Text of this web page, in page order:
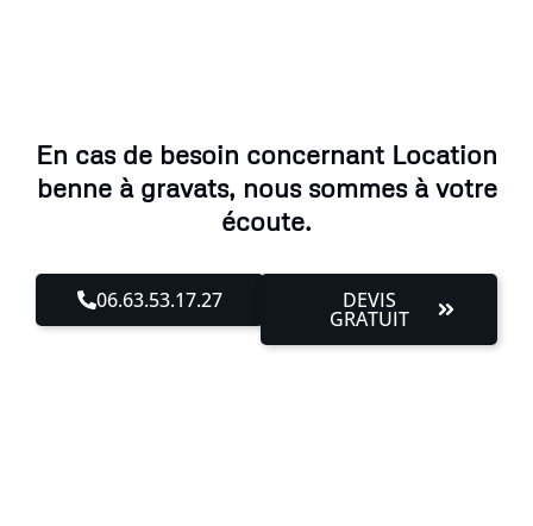
En cas de besoin concernant Location
benne à gravats, nous sommes à votre
écoute.
06.63.53.17.27 DEVIS
GRATUIT